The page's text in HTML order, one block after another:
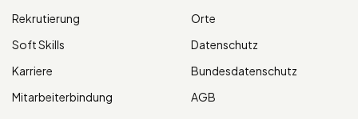
Rekrutierung
Soft Skills
Karriere
Mitarbeiterbindung
Orte
Datenschutz
Bundesdatenschutz
AGB